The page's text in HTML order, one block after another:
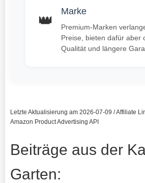
👑
Marke
Premium-Marken
Preise, bieten dafür aber
Qualität und längere
Letzte Aktualisierung am 2026-07-09 / Affiliate
Amazon Product Advertising API
Beiträge aus der
Garten: